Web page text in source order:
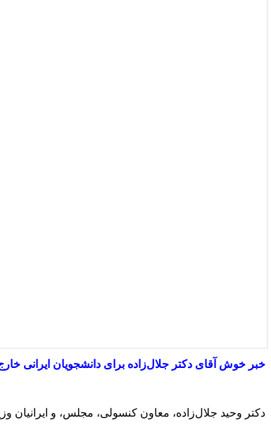
خبر خوش آقای دکتر جلال‌زاده برای دانشجویان ایرانی
دکتر وحید جلال‌زاده، معاون کنسولی، مجلس، و ایرانیان